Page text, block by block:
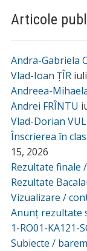
Articole
Andra-Gabriela
Vlad-Ioan ȚÎR
Andreea-
Andrei FRÎNTU
Vlad-Dorian
Înscrierea în
15, 2026
Rezultate finale
Rezultate
Vizualizare /
Anunț rezultate
1-RO01-KA121-
Subiecte /